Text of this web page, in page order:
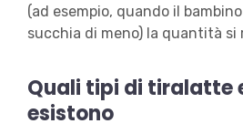
(ad esempio, quando il
succhia di meno) la quantità si
Quali tipi di tiralatte
esistono